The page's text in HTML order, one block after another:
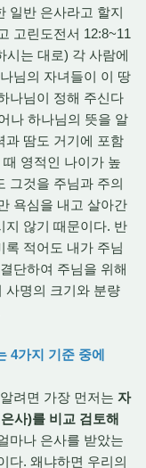
일반 은사라고 할지
고린도전서 12:8~11
시는 대로) 각 사람에
님의 자녀들이 이 땅
나님이 정해 주신다
나 하나님의 뜻을 알
과 땀도 거기에 포함
영적인 나이가 높
그것을 주님과 주의
욕심을 내고 살아간
지 않기 때문이다. 반
적어도 내가 주님
단하여 주님을 위해
사명의 크기와 분량
4가지 기준 중에
려면 가장 먼저는 자
사)를 비교 검토해
마나 은사를 받았는
다. 왜냐하면 우리의